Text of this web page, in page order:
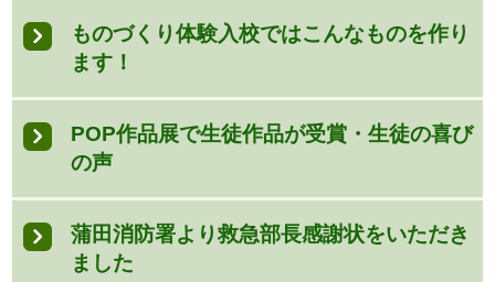
ものづくり体験入校ではこんなものを作り
ます！
POP作品展で生徒作品が受賞・生徒の喜び
の声
蒲田消防署より救急部長感謝状をいただき
ました